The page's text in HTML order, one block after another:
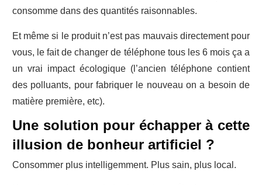
consomme dans des quantités raisonnables.
Et même si le produit n’est pas mauvais directement pour
vous, le fait de changer de téléphone tous les 6 mois ça a
un vrai impact écologique (l’ancien téléphone contient
des polluants, pour fabriquer le nouveau on a besoin de
matière première, etc).
Une solution pour échapper à cette
illusion de bonheur artificiel ?
Consommer plus intelligemment. Plus sain, plus local.